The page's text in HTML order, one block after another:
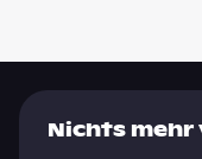
Nichts mehr